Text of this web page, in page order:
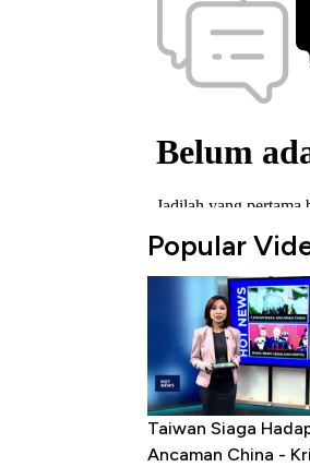
Popular
Taiwan Siaga
Ancaman China -